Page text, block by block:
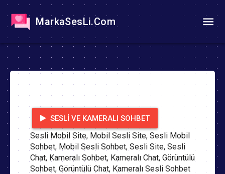
MarkaSesLi.Com
SESLI VE KAMERALI SOHBET
Sesli Mobil Site, Mobil Sesli Site, Sesli Mobil
Sohbet, Mobil Sesli Sohbet, Sesli Site, Sesli
Chat, Kameralı Sohbet, Kameralı Chat, Görüntülü
Sohbet, Görüntülü Chat, Kameralı Sesli Sohbet